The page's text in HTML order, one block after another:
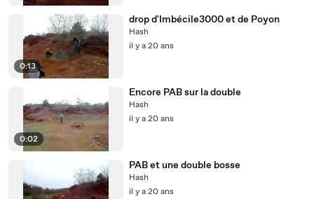
0:13
drop d'Imbécile3000 et de Poyon
Hash
il y a 20 ans
0:02
Encore PAB sur la double
Hash
il y a 20 ans
PAB et une double bosse
Hash
il y a 20 ans